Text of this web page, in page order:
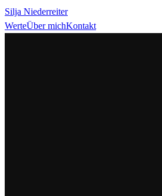
Silja Niederreiter
WerteÜber michKontakt